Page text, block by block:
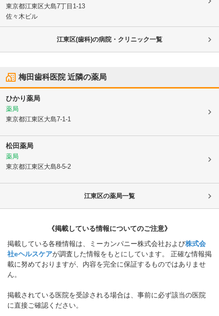
東京都江東区大島7丁目1-13
佐々木ビル
江東区(歯科)の病院・クリニック一覧
梅田歯科医院近隣の薬局
ひかり薬局
薬局
東京都江東区大島7-1-1
松田薬局
薬局
東京都江東区大島8-5-2
江東区の薬局一覧
《掲載している情報についてのご注意》
掲載している各種情報は、ミーカンパニー株式会社および株式会
社eヘルスケアが調査した情報をもとにしています。 正確な情報掲
載に努めておりますが、内容を完全に保証するものではありませ
ん。
掲載されている医院を受診される場合は、事前に必ず該当の医院
に直接ご確認ください。